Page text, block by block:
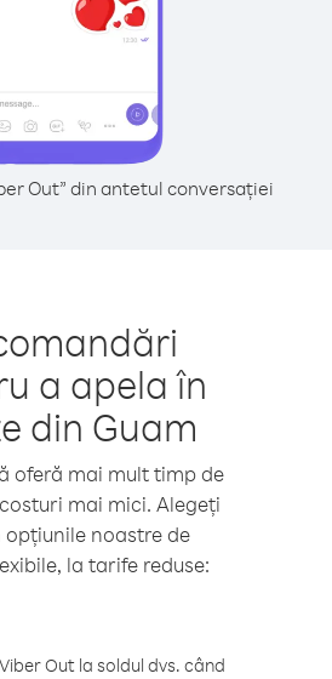
Out” din antetul conversației
a apela în
din Guam
oferă mai mult timp de
mai mici. Alegeți
opțiunile noastre de
la tarife reduse:
Out la soldul dvs. când